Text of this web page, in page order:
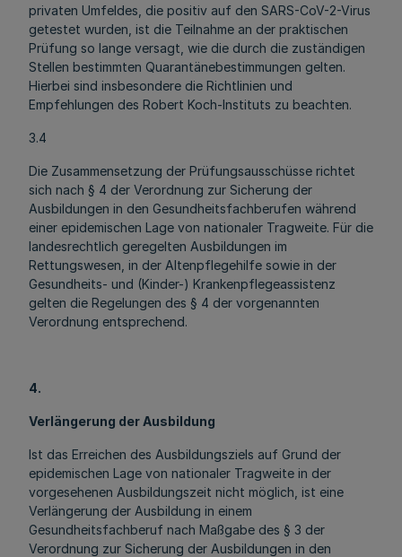
privaten Umfeldes, die positiv auf den SARS-CoV-2-Virus
getestet wurden, ist die Teilnahme an der praktischen
Prüfung so lange versagt, wie die durch die zuständigen
Stellen bestimmten Quarantänebestimmungen gelten.
Hierbei sind insbesondere die Richtlinien und
Empfehlungen des Robert Koch-Instituts zu beachten.
3.4
Die Zusammensetzung der Prüfungsausschüsse richtet
sich nach § 4 der Verordnung zur Sicherung der
Ausbildungen in den Gesundheitsfachberufen während
einer epidemischen Lage von nationaler Tragweite. Für die
landesrechtlich geregelten Ausbildungen im
Rettungswesen, in der Altenpflegehilfe sowie in der
Gesundheits- und (Kinder-) Krankenpflegeassistenz
gelten die Regelungen des § 4 der vorgenannten
Verordnung entsprechend.
4.
Verlängerung der Ausbildung
Ist das Erreichen des Ausbildungsziels auf Grund der
epidemischen Lage von nationaler Tragweite in der
vorgesehenen Ausbildungszeit nicht möglich, ist eine
Verlängerung der Ausbildung in einem
Gesundheitsfachberuf nach Maßgabe des § 3 der
Verordnung zur Sicherung der Ausbildungen in den